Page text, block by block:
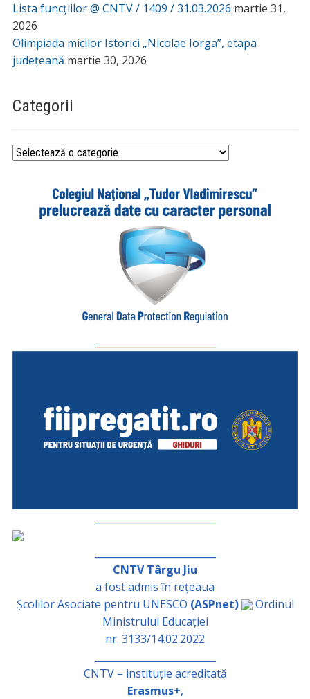
Lista funcțiilor @ CNTV / 1409 / 31.03.2026 martie 31,
2026
Olimpiada micilor Istorici „Nicolae Iorga”, etapa
județeană martie 30, 2026
Categorii
Categorii
CNTV Târgu Jiu
a fost admis în rețeaua
Școlilor Asociate pentru UNESCO (ASPnet)
Ordinul
Ministrului Educației
nr. 3133/14.02.2022
CNTV – instituție acreditată
Erasmus+,